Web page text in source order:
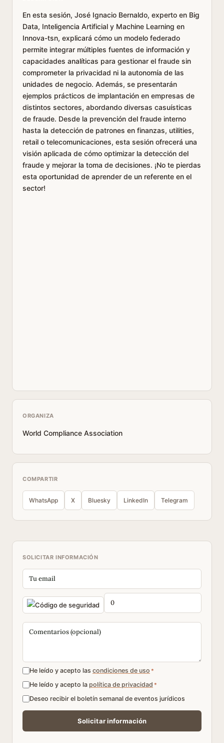
En esta sesión, José Ignacio Bernaldo, experto en Big
Data, Inteligencia Artificial y Machine Learning en
Innova-tsn, explicará cómo un modelo federado
permite integrar múltiples fuentes de información y
capacidades analíticas para gestionar el fraude sin
comprometer la privacidad ni la autonomía de las
unidades de negocio. Además, se presentarán
ejemplos prácticos de implantación en empresas de
distintos sectores, abordando diversas casuísticas
de fraude. Desde la prevención del fraude interno
hasta la detección de patrones en finanzas, utilities,
retail o telecomunicaciones, esta sesión ofrecerá una
visión aplicada de cómo optimizar la detección del
fraude y mejorar la toma de decisiones. ¡No te pierdas
esta oportunidad de aprender de un referente en el
sector!
ORGANIZA
World Compliance Association
COMPARTIR
WhatsApp X Bluesky LinkedIn Telegram
SOLICITAR INFORMACIÓN
He leído y acepto las condiciones de uso *
He leído y acepto la política de privacidad *
Deseo recibir el boletín semanal de eventos jurídicos